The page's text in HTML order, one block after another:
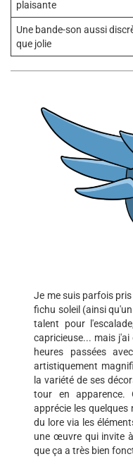
plaisante
Une bande-son aussi
que jolie
Je me suis parfois
fichu soleil (ainsi
talent pour
capricieuse... mais
heures passées
artistiquement
la variété de ses
tour en apparence.
apprécie les
du lore via les
une œuvre qui invite
que ça a très bien